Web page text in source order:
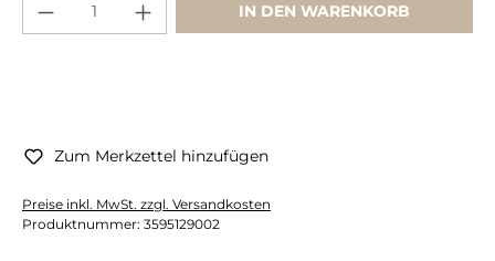
IN DEN WARENKORB
Zum Merkzettel hinzufügen
Preise inkl. MwSt. zzgl. Versandkosten
Produktnummer: 3595129002